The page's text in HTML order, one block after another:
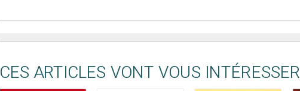
CES ARTICLES VONT VOUS INTÉRESSER